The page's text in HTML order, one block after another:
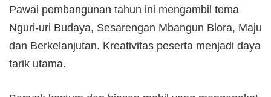
Pawai pembangunan tahun ini mengambil tema
Nguri-uri Budaya, Sesarengan Mbangun Blora, Maju
dan Berkelanjutan. Kreativitas peserta menjadi daya
tarik utama.